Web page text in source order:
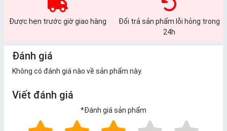
Được hẹn trước giờ giao hàng
Đổi trả sản phẩm lỗi hỏng trong
24h
Đánh giá
Không có đánh giá nào về sản phẩm này.
Viết đánh giá
*Đánh giá sản phẩm